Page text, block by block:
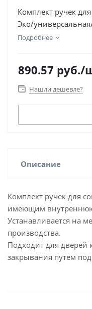
Комплект ручек
Эко/
Подробнее
890.57 руб./
Нашли дешевле?
Описание
Комплект ручек для
имеющим
Устанавливается на
производства.
Подходит для дверей
закрывания путем